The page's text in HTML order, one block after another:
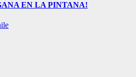
EN LA PINTANA!